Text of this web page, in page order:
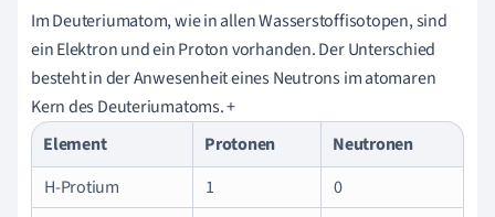
Im Deuteriumatom, wie in allen Wasserstoffisotopen, sind
ein Elektron und ein Proton vorhanden. Der Unterschied
besteht in der Anwesenheit eines Neutrons im atomaren
Kern des Deuteriumatoms. +
Element
Protonen
Neutronen
H-Protium
1
0